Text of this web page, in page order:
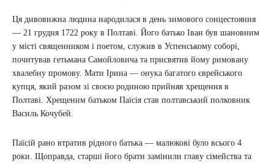
Ця дивовижна людина народилася в день зимового сонцестояння
— 21 грудня 1722 року в Полтаві. Його батько Іван був шановним
у місті священником і поетом, служив в Успенському соборі,
почитував гетьмана Самойловича та присвятив йому римовану
хвалебну промову. Мати Ірина — онука багатого єврейського
купця, який разом зі своєю родиною прийняв хрещення в
Полтаві. Хрещеним батьком Паїсія став полтавський полковник
Василь Кочубей.
Паїсій рано втратив рідного батька — малюкові було всього 4
роки. Щоправда, старші його брати замінили главу сімейства та